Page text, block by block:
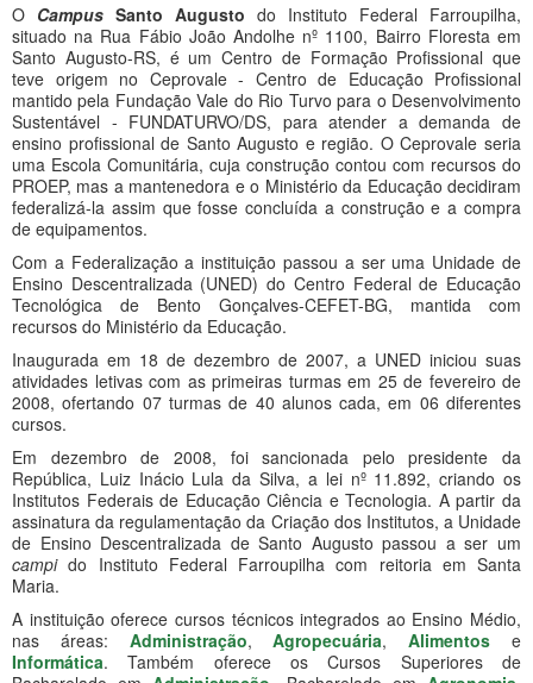
O Campus Santo Augusto do Instituto Federal Farroupilha,
situado na Rua Fábio João Andolhe nº 1100, Bairro Floresta em
Santo Augusto-RS, é um Centro de Formação Profissional que
teve origem no Ceprovale - Centro de Educação Profissional
mantido pela Fundação Vale do Rio Turvo para o Desenvolvimento
Sustentável - FUNDATURVO/DS, para atender a demanda de
ensino profissional de Santo Augusto e região. O Ceprovale seria
uma Escola Comunitária, cuja construção contou com recursos do
PROEP, mas a mantenedora e o Ministério da Educação decidiram
federalizá-la assim que fosse concluída a construção e a compra
de equipamentos.
Com a Federalização a instituição passou a ser uma Unidade de
Ensino Descentralizada (UNED) do Centro Federal de Educação
Tecnológica de Bento Gonçalves-CEFET-BG, mantida com
recursos do Ministério da Educação.
Inaugurada em 18 de dezembro de 2007, a UNED iniciou suas
atividades letivas com as primeiras turmas em 25 de fevereiro de
2008, ofertando 07 turmas de 40 alunos cada, em 06 diferentes
cursos.
Em dezembro de 2008, foi sancionada pelo presidente da
República, Luiz Inácio Lula da Silva, a lei nº 11.892, criando os
Institutos Federais de Educação Ciência e Tecnologia. A partir da
assinatura da regulamentação da Criação dos Institutos, a Unidade
de Ensino Descentralizada de Santo Augusto passou a ser um
campido Instituto Federal Farroupilha com reitoria em Santa
Maria.
A instituição oferece cursos técnicos integrados ao Ensino Médio,
nas áreas: Administração,Agropecuária,Alimentose
Informática. Também oferece os Cursos Superiores de